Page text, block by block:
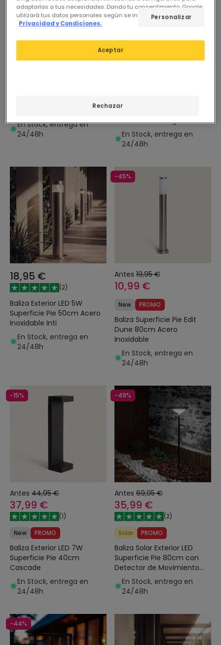
En Stock, entrega en
24/48h
Antes
Superficie Pie 50cm Acero
Inoxidable Inti Negro
En Stock, entrega en
24/48h
18,95 €
(2)
Baliza Exterior LED 5W
Superficie Pie 50cm Acero
Inoxidable Inti
En Stock, entrega en
24/48h
-45%
Antes 19,95 €
10,99 €
New PROMO
Baliza Superficie Pie Edit
Dune 80cm Acero
Inoxidable
En Stock, entrega en
24/48h
-15%
Antes 44,95 €
37,99 €
(1)
New
PROMO
Baliza Exterior LED 7W
Superficie Pie 40cm
Cascade
En Stock, entrega en
24/48h
-49%
Antes 69,95 €
35,99 €
(2)
Solar
PROMO
Baliza Solar Exterior LED
Superficie Pie 80cm con
Detector de Movimiento
Yuma Big
En Stock, entrega en
24/48h
-44%
adaptarlas a tus necesidades. Dando tu consentimiento, Google
utilizará tus datos personales según se indica en su sitio de
Privacidad y Condiciones.
Rechazar
Aceptar
Personalizar